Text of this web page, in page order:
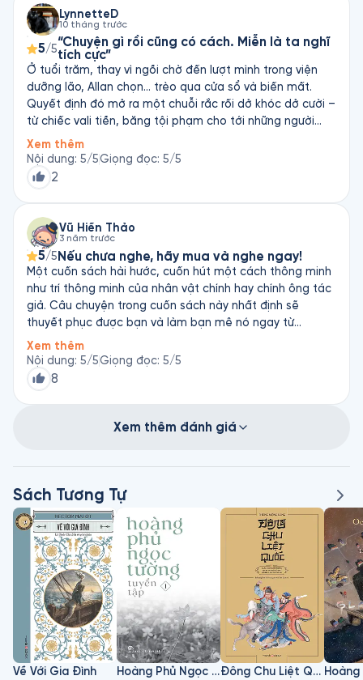
LynnetteD
10 tháng trước
5/5“Chuyện gì rồi cũng có cách. Miễn là ta nghĩ
tích cực”
Ở tuổi trăm, thay vì ngồi chờ đến lượt mình trong viện
dưỡng lão, Allan chọn… trèo qua cửa sổ và biến mất.
Quyết định đó mở ra một chuỗi rắc rối dở khóc dở cười –
từ chiếc vali tiền, băng tội phạm cho tới những người
bạn kỳ lạ mà Allan gặp trên đường. Điều khiến tôi ấn
tượng nhất là dù chuyện có xoắn đến đâu, Allan vẫn giữ
được sự bình thản, hài hước và vô tư. Ông chẳng toan
tính, chẳng sợ hãi, chỉ đơn giản sống theo cách của
mình. Chính sự vô lo đó lại khiến ông “sống trọn” hơn bất
kỳ ai khác. Hành trình của Allan khiến chúng ta nhận ra
rằng, đôi khi ta cứ lo kiểm soát mọi thứ, trong khi hạnh
phúc thật ra đến từ việc dám bước ra khỏi khuôn khổ,
dám sống nhẹ nhàng với chính mình. Bởi vì tự do thật sự
bắt đầu từ tâm trí, chứ không phải từ tuổi trẻ hay điều
kiện nào hết.
Xem thêm
Nội dung: 5/5Giọng đọc: 5/5
2
Vũ Hiền Thảo
3 năm trước
5/5 Nếu chưa nghe, hãy mua và nghe ngay!
Một cuốn sách hài hước, cuốn hút một cách thông minh
như trí thông minh của nhân vật chính hay chính ông tác
giả. Câu chuyện trong cuốn sách này nhất định sẽ
thuyết phục được bạn và làm bạn mê nó ngay từ
chương đầu tiên. Giọng đọc còn làm nó đỉnh hơn nữa.
Người đọc quá xuất sắc!
Xem thêm
Nội dung: 5/5Giọng đọc: 5/5
8
Xem thêm đánh giá
Sách Tương Tự
Về Với Gia Đình
Hoàng Phủ Ngọc Tường - Tập 1
Đông Chu Liệt Quốc - Tập 3